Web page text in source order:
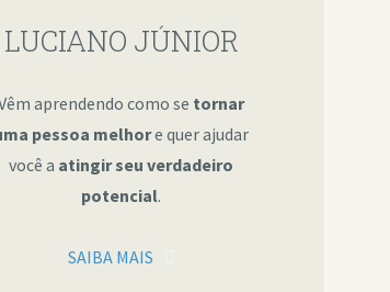
LUCIANO JÚNIOR
aprendendo como se tornar
pessoa melhore quer ajudar
você a atingir seu verdadeiro
potencial.
SAIBA MAIS